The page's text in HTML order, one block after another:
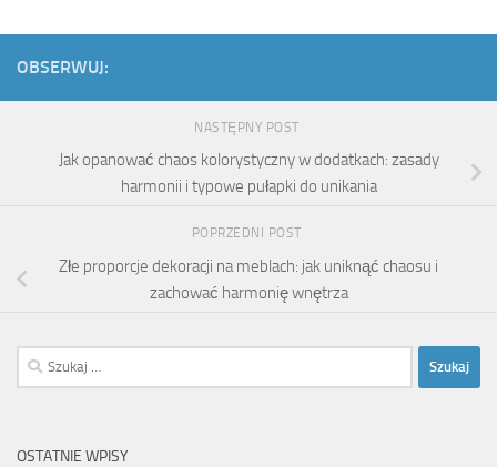
OBSERWUJ:
NASTĘPNY POST
Jak opanować chaos kolorystyczny w dodatkach: zasady
harmonii i typowe pułapki do unikania
POPRZEDNI POST
Złe proporcje dekoracji na meblach: jak uniknąć chaosu i
zachować harmonię wnętrza
Szukaj:
OSTATNIE WPISY